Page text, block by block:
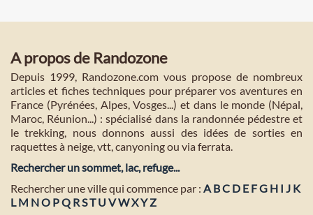
A propos de Randozone
Depuis 1999, Randozone.com vous propose de nombreux
articles et fiches techniques pour préparer vos aventures en
France (Pyrénées, Alpes, Vosges...) et dans le monde (Népal,
Maroc, Réunion...) : spécialisé dans la randonnée pédestre et
le trekking, nous donnons aussi des idées de sorties en
raquettes à neige, vtt, canyoning ou via ferrata.
Rechercher un sommet, lac, refuge...
Rechercher une ville qui commence par : A BC D E FG H I J K
L M NO PQ RST U VWXYZ